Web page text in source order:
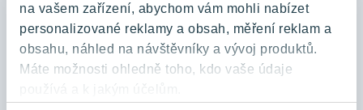
na vašem zařízení, abychom vám mohli nabízet
personalizované reklamy a obsah, měření reklam a
obsahu, náhled na návštěvníky a vývoj produktů.
Máte možnosti ohledně toho, kdo vaše údaje
KATTILA Kamýk
ROSALA
Telefon na centrální recepci:
+420 224 318 261